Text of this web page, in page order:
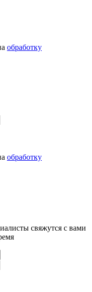
обработку
обработку
свяжутся с вами